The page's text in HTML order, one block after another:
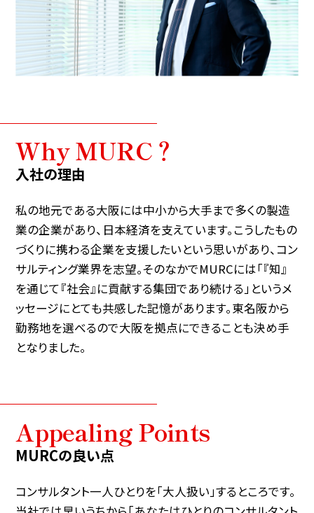
Why MURC？
入社の理由
私の地元である大阪には中小から大手まで多くの製造
業の企業があり、日本経済を支えています。こうしたもの
づくりに携わる企業を支援したいという思いがあり、コン
サルティング業界を志望。そのなかでMURCには「『知』
を通じて『社会』に貢献する集団であり続ける」というメ
ッセージにとても共感した記憶があります。東名阪から
勤務地を選べるので大阪を拠点にできることも決め手
となりました。
Appealing Points
MURCの良い点
コンサルタント一人ひとりを「大人扱い」するところです。